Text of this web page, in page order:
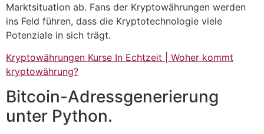
Marktsituation ab. Fans der Kryptowährungen werden
ins Feld führen, dass die Kryptotechnologie viele
Potenziale in sich trägt.
Kryptowährungen Kurse In Echtzeit | Woher kommt
kryptowährung?
Bitcoin-Adressgenerierung
unter Python.